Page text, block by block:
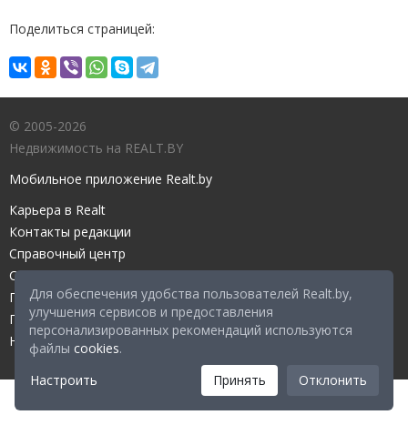
Для обеспечения удобства пользователей Realt.by,
улучшения сервисов и предоставления
персонализированных рекомендаций используются
файлы cookies.
Настроить
Принять Отклонить
Поделиться страницей:
© 2005-2026
Недвижимость на REALT.BY
Мобильное приложение Realt.by
Карьера в Realt
Контакты редакции
Справочный центр
Служба поддержки
Прейскурант
Правовые документы
Настройка файлов cookies